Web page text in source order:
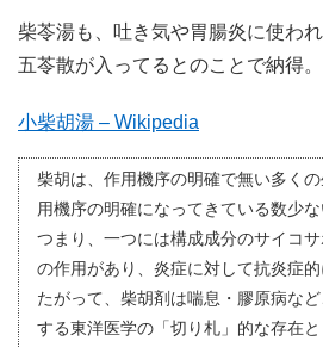
柴苓湯も、吐き気や胃腸炎に使わ
五苓散が入ってるとのことで納得。
小柴胡湯 – Wikipedia
柴胡は、作用機序の明確で無い多く
用機序の明確になってきている数少な
つまり、一つには構成成分のサイコ
の作用があり、炎症に対して抗炎症
たがって、柴胡剤は喘息・膠原病な
する東洋医学の「切り札」的な存在